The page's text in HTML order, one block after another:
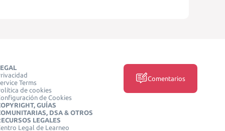
Terms
de cookies
de Cookies
GUÍAS
DSA & OTROS
LEGALES
Legal de Learneo
Comentarios